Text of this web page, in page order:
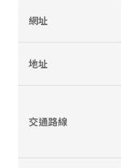
網址
地址
交通路線